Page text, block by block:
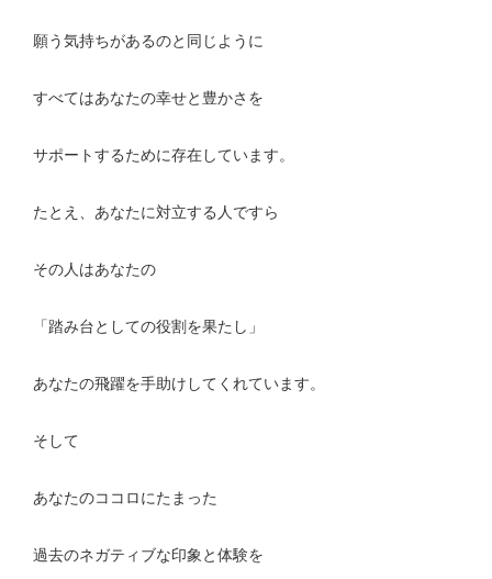
願う気持ちがあるのと同じように
すべてはあなたの幸せと豊かさを
サポートするために存在しています。
たとえ、あなたに対立する人ですら
その人はあなたの
「踏み台としての役割を果たし」
あなたの飛躍を手助けしてくれています。
そして
あなたのココロにたまった
過去のネガティブな印象と体験を